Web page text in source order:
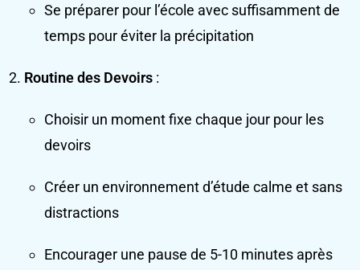
Se préparer pour l’école avec suffisamment de
temps pour éviter la précipitation
Routine des Devoirs :
Choisir un moment fixe chaque jour pour les
devoirs
Créer un environnement d’étude calme et sans
distractions
Encourager une pause de 5-10 minutes après